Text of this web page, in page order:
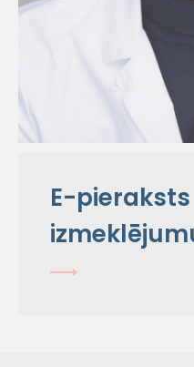
E-